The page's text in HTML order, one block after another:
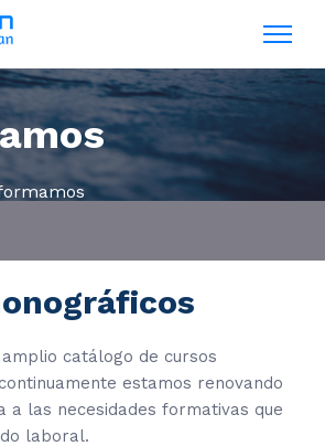
catálogo de cursos
estamos renovando
a las necesidades formativas que
laboral.